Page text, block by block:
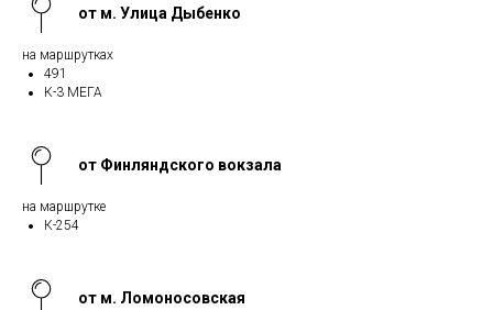
от м. Улица Дыбенко
на маршрутках
491
К-3 МЕГА
от Финляндского вокзала
на маршрутке
К-254
от м. Ломоносовская